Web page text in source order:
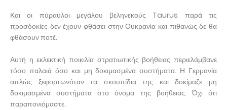
Και οι πύραυλοι μεγάλου βεληνεκούς Taurus παρά τις
προσδοκίες δεν έχουν φθάσει στην Ουκρανία και πιθανώς δε θα
φθάσουν ποτέ.
Αυτή η εκλεκτική ποικιλία στρατιωτικής βοήθειας περιελάμβανε
τόσο παλαιά όσο και μη δοκιμασμένα συστήματα. Η Γερμανία
απλώς ξεφορτωνόταν τα σκουπίδια της και δοκίμαζε μη
δοκιμασμένα συστήματα στο όνομα της βοήθειας. Όχι ότι
παραπονιόμαστε.